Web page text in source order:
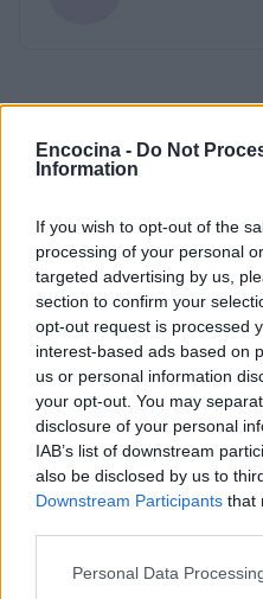
Encocina - Do Not
Information
If you wish to opt-out of the
processing of your personal
targeted advertising by us,
section to confirm your
opt-out request is processed
interest-based ads based on
us or personal information
your opt-out. You may
disclosure of your personal
IAB’s list of downstream
also be disclosed by us to
Downstream Participants that
Please note that this
Personal Data